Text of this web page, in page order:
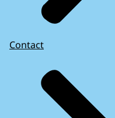
Contact